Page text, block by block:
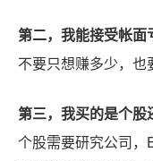
第二，我能接受帐面
不要只想赚多少，也
第三，我买的是个股
个股需要研究公司，